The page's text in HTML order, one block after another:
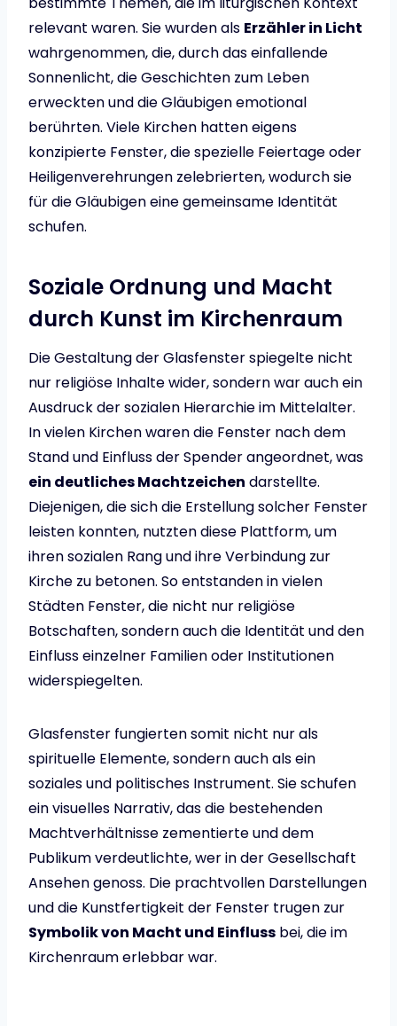
relevant waren. Sie wurden als Erzähler in Licht
wahrgenommen, die, durch das einfallende
Sonnenlicht, die Geschichten zum Leben
erweckten und die Gläubigen emotional
berührten. Viele Kirchen hatten eigens
konzipierte Fenster, die spezielle Feiertage oder
Heiligenverehrungen zelebrierten, wodurch sie
für die Gläubigen eine gemeinsame Identität
schufen.
Soziale Ordnung und Macht
durch Kunst im Kirchenraum
Die Gestaltung der Glasfenster spiegelte nicht
nur religiöse Inhalte wider, sondern war auch ein
Ausdruck der sozialen Hierarchie im Mittelalter.
In vielen Kirchen waren die Fenster nach dem
Stand und Einfluss der Spender angeordnet, was
ein deutliches Machtzeichen darstellte.
Diejenigen, die sich die Erstellung solcher Fenster
leisten konnten, nutzten diese Plattform, um
ihren sozialen Rang und ihre Verbindung zur
Kirche zu betonen. So entstanden in vielen
Städten Fenster, die nicht nur religiöse
Botschaften, sondern auch die Identität und den
Einfluss einzelner Familien oder Institutionen
widerspiegelten.
Glasfenster fungierten somit nicht nur als
spirituelle Elemente, sondern auch als ein
soziales und politisches Instrument. Sie schufen
ein visuelles Narrativ, das die bestehenden
Machtverhältnisse zementierte und dem
Publikum verdeutlichte, wer in der Gesellschaft
Ansehen genoss. Die prachtvollen Darstellungen
und die Kunstfertigkeit der Fenster trugen zur
Symbolik von Macht und Einfluss bei, die im
Kirchenraum erlebbar war.